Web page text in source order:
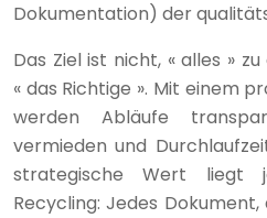
Dokumentation) der
Das Ziel ist nicht, « alles »
« das Richtige ». Mit einem
werden Abläufe
vermieden und
strategische Wert liegt
Recycling: Jedes